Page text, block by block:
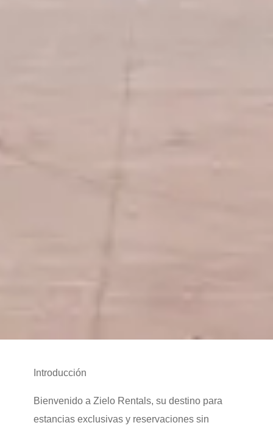
Introducción
Bienvenido a Zielo Rentals, su destino para
estancias exclusivas y reservaciones sin